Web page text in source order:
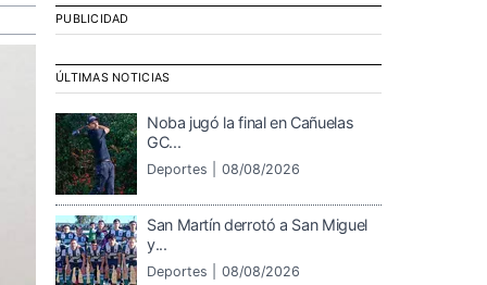
PUBLICIDAD
ÚLTIMAS NOTICIAS
Noba jugó la final en Cañuelas
GC...
Deportes | 08/08/2026
San Martín derrotó a San Miguel
y...
Deportes | 08/08/2026